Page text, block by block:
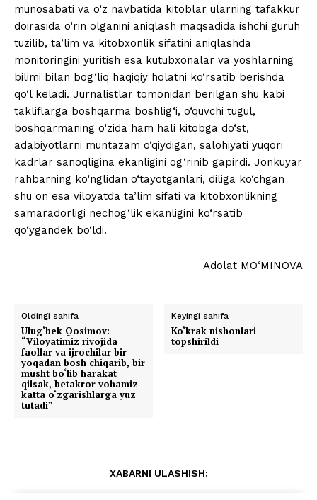
munosabati va o‘z navbatida kitoblar ularning tafakkur
doirasida o‘rin olganini aniqlash maqsadida ishchi guruh
tuzilib, ta’lim va kitobxonlik sifatini aniqlashda
monitoringini yuritish esa kutubxonalar va yoshlarning
bilimi bilan bog‘liq haqiqiy holatni ko‘rsatib berishda
qo‘l keladi. Jurnalistlar tomonidan berilgan shu kabi
takliflarga boshqarma boshlig‘i, o‘quvchi tugul,
boshqarmaning o‘zida ham hali kitobga do‘st,
adabiyotlarni muntazam o‘qiydigan, salohiyati yuqori
kadrlar sanoqligina ekanligini og‘rinib gapirdi. Jonkuyar
rahbarning ko‘nglidan o‘tayotganlari, diliga ko‘chgan
shu on esa viloyatda ta’lim sifati va kitobxonlikning
samaradorligi nechog‘lik ekanligini ko‘rsatib
qo‘ygandek bo‘ldi.
Adolat MO‘MINOVA
Oldingi sahifa
Ulug‘bek Qosimov:
“Viloyatimiz rivojida
faollar va ijrochilar bir
yoqadan bosh chiqarib, bir
musht bo‘lib harakat
qilsak, betakror vohamiz
katta o‘zgarishlarga yuz
tutadi”
Keyingi sahifa
Ko‘krak nishonlari
topshirildi
XABARNI ULASHISH: